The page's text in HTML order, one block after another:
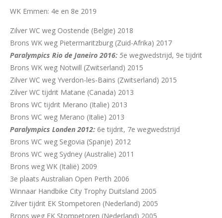
WK Emmen: 4e en 8e 2019
Zilver WC weg Oostende (Belgie) 2018
Brons WK weg Pietermaritzburg (Zuid-Afrika) 2017
Paralympics Rio de Janeiro 2016: 5e wegwedstrijd, 9e tijdrit
Brons WK weg Notwill (Zwitserland) 2015
Zilver WC weg Yverdon-les-Bains (Zwitserland) 2015
Zilver WC tijdrit Matane (Canada) 2013
Brons WC tijdrit Merano (Italie) 2013
Brons WC weg Merano (Italie) 2013
Paralympics Londen 2012: 6e tijdrit, 7e wegwedstrijd
Brons WC weg Segovia (Spanje) 2012
Brons WC weg Sydney (Australie) 2011
Brons weg WK (Italië) 2009
3e plaats Australian Open Perth 2006
Winnaar Handbike City Trophy Duitsland 2005
Zilver tijdrit EK Stompetoren (Nederland) 2005
Brons weg EK Stompetoren (Nederland) 2005